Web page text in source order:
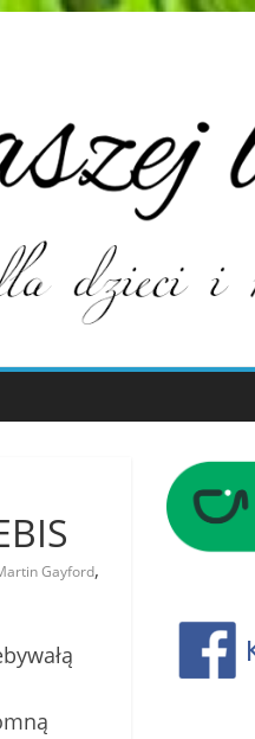
Gayford,